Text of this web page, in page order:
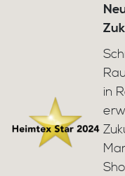
in